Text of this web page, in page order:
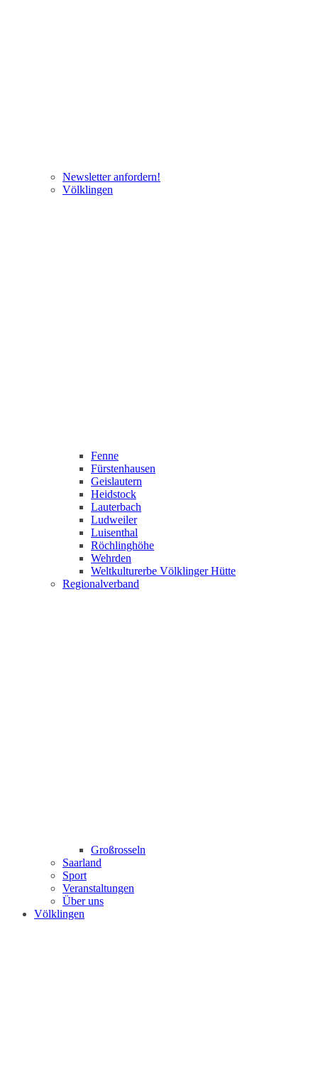
Newsletter anfordern!
Völklingen
Fenne
Fürstenhausen
Geislautern
Heidstock
Lauterbach
Ludweiler
Luisenthal
Röchlinghöhe
Wehrden
Weltkulturerbe Völklinger Hütte
Regionalverband
Großrosseln
Saarland
Sport
Veranstaltungen
Über uns
Völklingen